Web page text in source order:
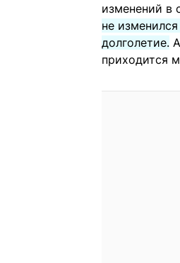
изменений в
не
долголетие.
приходится